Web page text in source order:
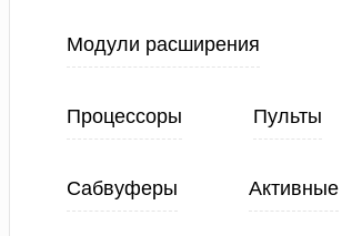
Модули расширения
Процессоры Пульты
Сабвуферы Активные